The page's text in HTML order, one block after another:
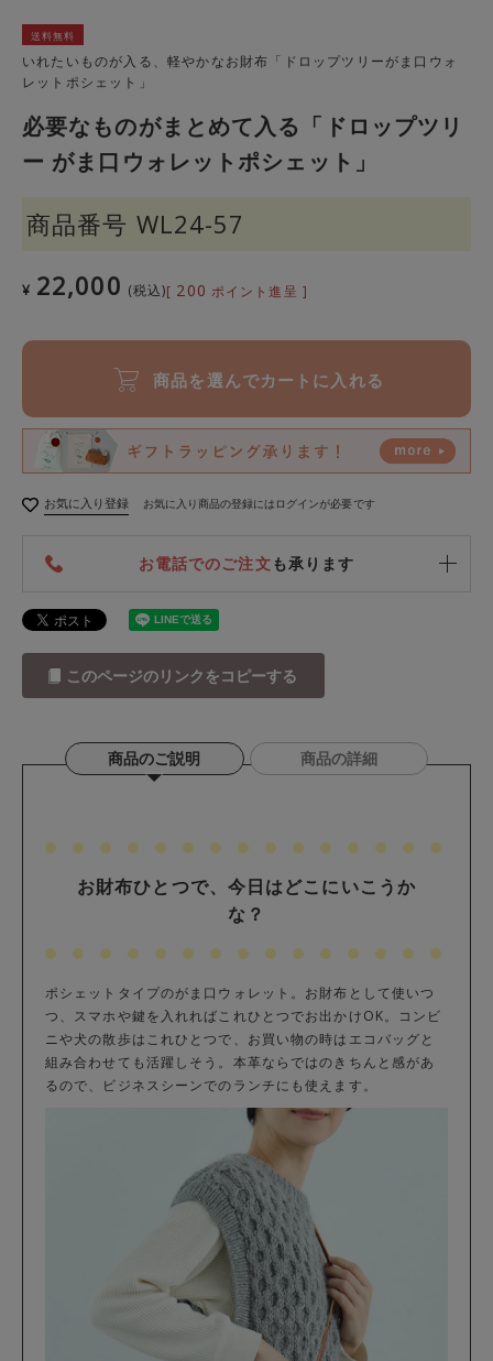
送料無料
いれたいものが入る、軽やかなお財布「ドロップツリーがま口ウォ
レットポシェット」
必要なものがまとめて入る「ドロップツリ
ー がま口ウォレットポシェット」
商品番号 WL24-57
¥ 22,000 税込 [ 200 ポイント進呈 ]
商品を選んでカートに入れる
お気に入り登録 お気に入り商品の登録にはログインが必要です
お電話でのご注文も承ります
このページのリンクをコピーする
商品のご説明 商品の詳細
お財布ひとつで、今日はどこにいこうか
な？
ポシェットタイプのがま口ウォレット。お財布として使いつ
つ、スマホや鍵を入れればこれひとつでお出かけOK。コンビ
ニや犬の散歩はこれひとつで、お買い物の時はエコバッグと
組み合わせても活躍しそう。本革ならではのきちんと感があ
るので、ビジネスシーンでのランチにも使えます。